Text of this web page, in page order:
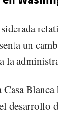
un
la
desarrollo